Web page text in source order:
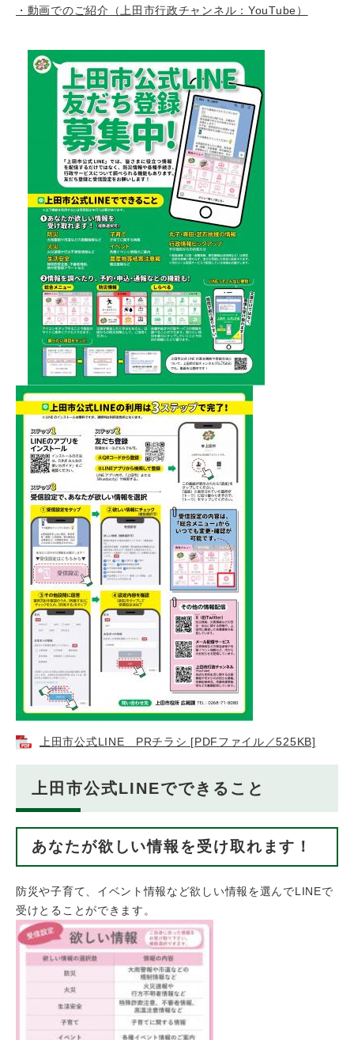
・動画でのご紹介（上田市行政チャンネル：YouTube）
上田市公式LINE PRチラシ [PDFファイル／525KB]
上田市公式LINEでできること
あなたが欲しい情報を受け取れます！
防災や子育て、イベント情報など欲しい情報を選んでLINEで
受けとることができます。